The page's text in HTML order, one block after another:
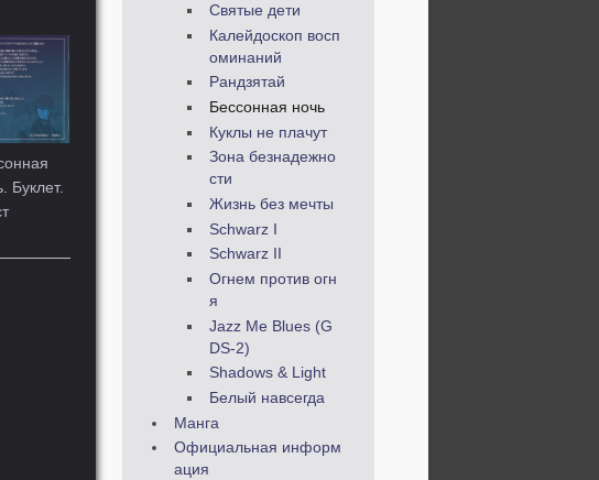
Буклет.
Святые дети
Калейдоскоп восп
оминаний
Рандзятай
Бессонная ночь
Куклы не плачут
Зона безнадежно
сти
Жизнь без мечты
Schwarz I
Schwarz II
Огнем против огн
я
Jazz Me Blues (G
DS-2)
Shadows & Light
Белый навсегда
Манга
Официальная информ
ация